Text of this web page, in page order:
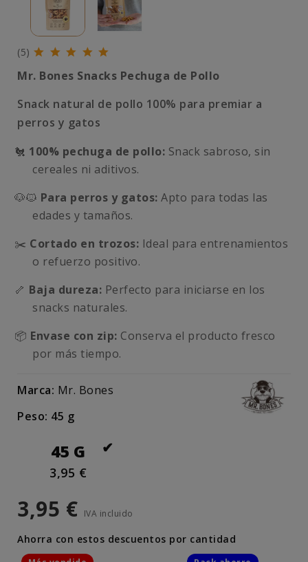
(5)
Mr. Bones Snacks Pechuga de Pollo
Snack natural de pollo 100% para premiar a
perros y gatos
🐔 100% pechuga de pollo: Snack sabroso, sin
cereales ni aditivos.
🐶🐱 Para perros y gatos: Apto para todas las
edades y tamaños.
✂️ Cortado en trozos: Ideal para entrenamientos
o refuerzo positivo.
🦴 Baja dureza: Perfecto para iniciarse en los
snacks naturales.
📦 Envase con zip: Conserva el producto fresco
por más tiempo.
Marca: Mr. Bones
Peso: 45 g
45 G
3,95 €
3,95 € IVA incluido
Ahorra con estos descuentos por cantidad